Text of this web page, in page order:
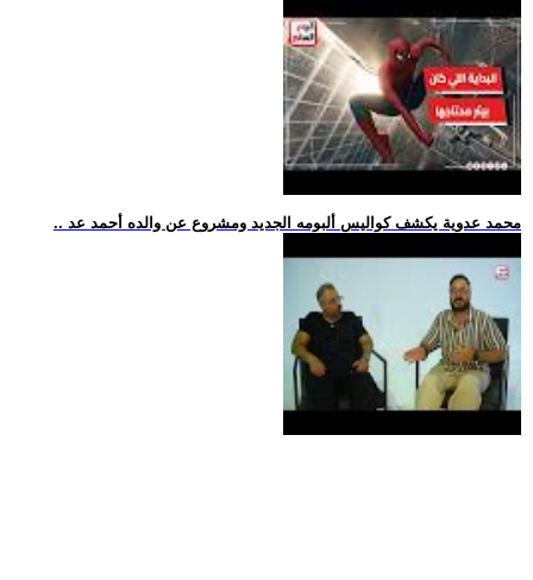
.. محمد عدوية يكشف كواليس ألبومه الجديد ومشروع عن والده أحمد عد